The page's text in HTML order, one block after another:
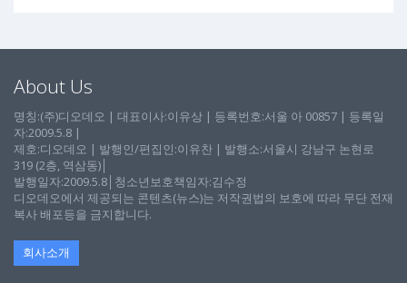
About Us
명칭:(주)디오데오 | 대표이사:이유상 | 등록번호:서울 아 00857 | 등록일
자:2009.5.8 |
제호:디오데오 | 발행인/편집인:이유찬 | 발행소:서울시 강남구 논현로
319 (2층, 역삼동)│
발행일자:2009.5.8│청소년보호책임자:김수정
디오데오에서 제공되는 콘텐츠(뉴스)는 저작권법의 보호에 따라 무단 전재
복사 배포등을 금지합니다.
회사소개